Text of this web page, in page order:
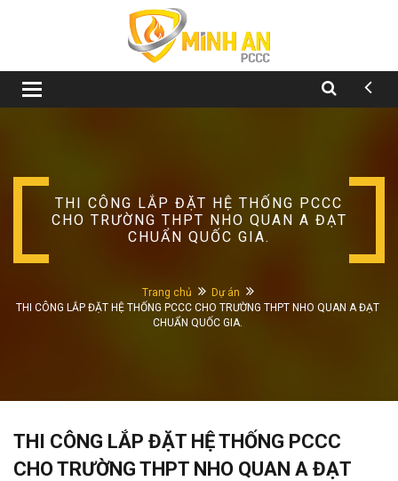
Toggle
navigation
THI CÔNG LẮP ĐẶT HỆ THỐNG PCCC
CHO TRƯỜNG THPT NHO QUAN A ĐẠT
CHUẨN QUỐC GIA.
Trang chủ
Dự án
THI CÔNG LẮP ĐẶT HỆ THỐNG PCCC CHO TRƯỜNG THPT NHO QUAN A ĐẠT
CHUẨN QUỐC GIA.
THI CÔNG LẮP ĐẶT HỆ THỐNG PCCC
CHO TRƯỜNG THPT NHO QUAN A ĐẠT